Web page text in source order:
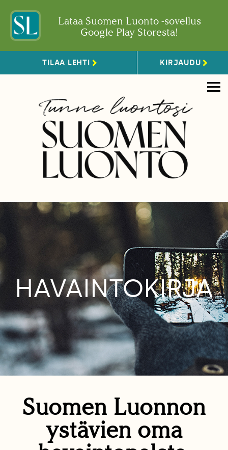
Lataa Suomen Luonto -sovellus
Google Play Storesta!
TILAA LEHTI KIRJAUDU
HAVAINTOKIRJA
Suomen Luonnon
ystävien oma